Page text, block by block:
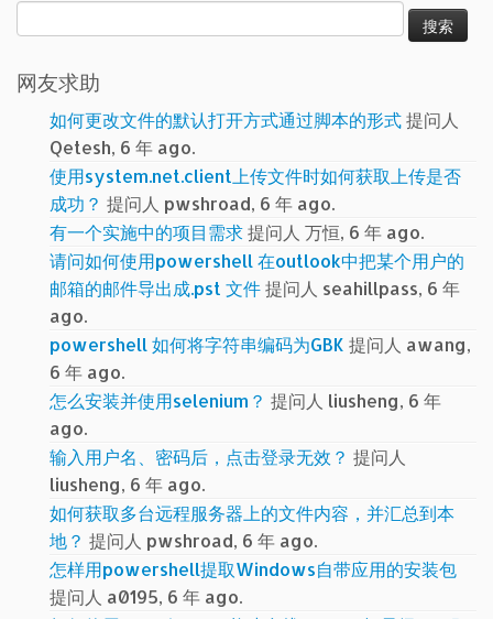
索：
网友求助
如何更改文件的默认打开方式通过脚本的形式提问人
Qetesh, 6 年 ago.
使用system.net.client上传文件时如何获取上传是否
成功？ 提问人 pwshroad, 6 年 ago.
有一个实施中的项目需求提问人 万恒, 6 年 ago.
请问如何使用powershell 在outlook中把某个用户的
邮箱的邮件导出成.pst 文件提问人 seahillpass, 6 年
ago.
powershell 如何将字符串编码为GBK 提问人 awang,
6 年 ago.
怎么安装并使用selenium？ 提问人 liusheng, 6 年
ago.
输入用户名、密码后，点击登录无效？ 提问人
liusheng, 6 年 ago.
如何获取多台远程服务器上的文件内容，并汇总到本
地？ 提问人 pwshroad, 6 年 ago.
怎样用powershell提取Windows自带应用的安装包
提问人 a0195, 6 年 ago.